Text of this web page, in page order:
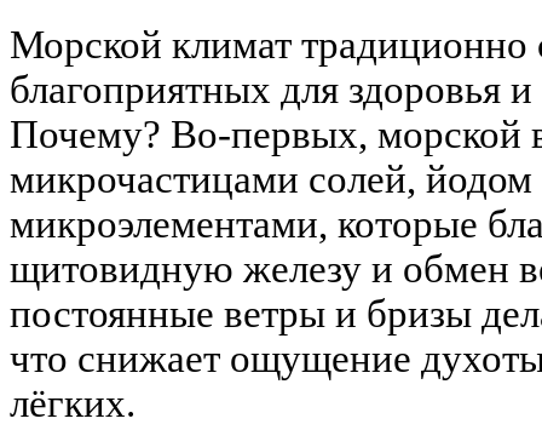
Морской климат традиционно
благоприятных для здоровья
Почему? Во-первых, морской
микрочастицами солей,
микроэлементами, которые
щитовидную железу и обмен
постоянные ветры и бризы
что снижает ощущение
лёгких.